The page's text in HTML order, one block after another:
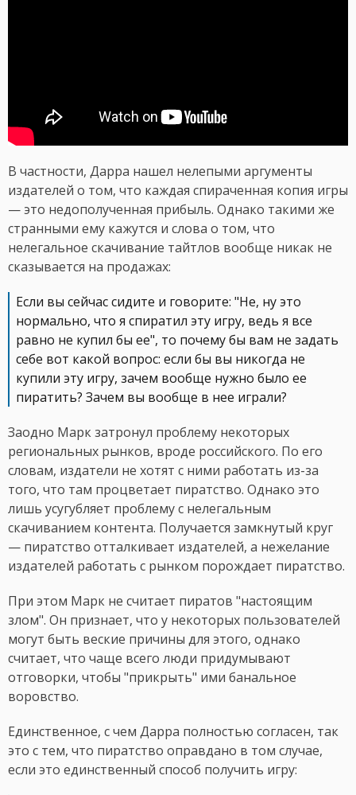
В частности, Дарра нашел нелепыми аргументы
издателей о том, что каждая спираченная копия игры
— это недополученная прибыль. Однако такими же
странными ему кажутся и слова о том, что
нелегальное скачивание тайтлов вообще никак не
сказывается на продажах:
Если вы сейчас сидите и говорите: "Не, ну это
нормально, что я спиратил эту игру, ведь я все
равно не купил бы ее", то почему бы вам не задать
себе вот какой вопрос: если бы вы никогда не
купили эту игру, зачем вообще нужно было ее
пиратить? Зачем вы вообще в нее играли?
Заодно Марк затронул проблему некоторых
региональных рынков, вроде российского. По его
словам, издатели не хотят с ними работать из-за
того, что там процветает пиратство. Однако это
лишь усугубляет проблему с нелегальным
скачиванием контента. Получается замкнутый круг
— пиратство отталкивает издателей, а нежелание
издателей работать с рынком порождает пиратство.
При этом Марк не считает пиратов "настоящим
злом". Он признает, что у некоторых пользователей
могут быть веские причины для этого, однако
считает, что чаще всего люди придумывают
отговорки, чтобы "прикрыть" ими банальное
воровство.
Единственное, с чем Дарра полностью согласен, так
это с тем, что пиратство оправдано в том случае,
если это единственный способ получить игру: